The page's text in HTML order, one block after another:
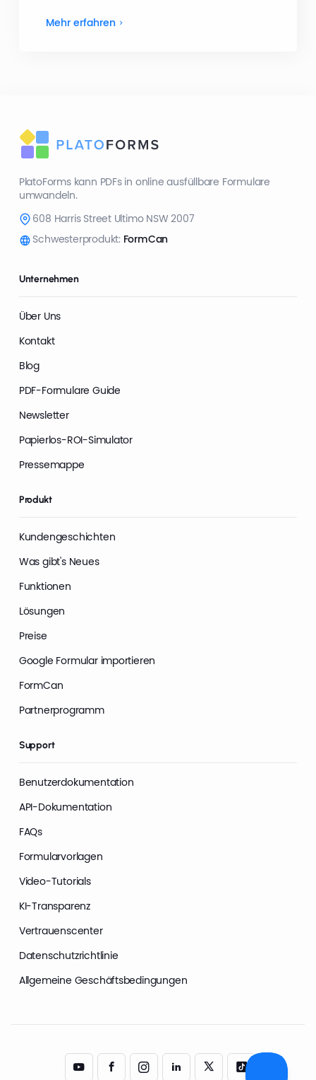
Mehr erfahren
PlatoForms kann PDFs in online ausfüllbare Formulare
umwandeln.
608 Harris Street Ultimo NSW 2007
Schwesterprodukt: FormCan
Unternehmen
Über Uns
Kontakt
Blog
PDF-Formulare Guide
Newsletter
Papierlos-ROI-Simulator
Pressemappe
Produkt
Kundengeschichten
Was gibt's Neues
Funktionen
Lösungen
Preise
Google Formular importieren
FormCan
Partnerprogramm
Support
Benutzerdokumentation
API-Dokumentation
FAQs
Formularvorlagen
Video-Tutorials
KI-Transparenz
Vertrauenscenter
Datenschutzrichtlinie
Allgemeine Geschäftsbedingungen